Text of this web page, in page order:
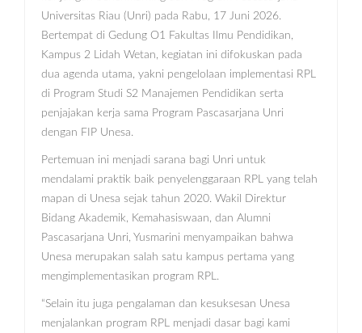
Universitas Riau (Unri) pada Rabu, 17 Juni 2026.
Bertempat di Gedung O1 Fakultas Ilmu Pendidikan,
Kampus 2 Lidah Wetan, kegiatan ini difokuskan pada
dua agenda utama, yakni pengelolaan implementasi RPL
di Program Studi S2 Manajemen Pendidikan serta
penjajakan kerja sama Program Pascasarjana Unri
dengan FIP Unesa.
Pertemuan ini menjadi sarana bagi Unri untuk
mendalami praktik baik penyelenggaraan RPL yang telah
mapan di Unesa sejak tahun 2020. Wakil Direktur
Bidang Akademik, Kemahasiswaan, dan Alumni
Pascasarjana Unri, Yusmarini menyampaikan bahwa
Unesa merupakan salah satu kampus pertama yang
mengimplementasikan program RPL.
“Selain itu juga pengalaman dan kesuksesan Unesa
menjalankan program RPL menjadi dasar bagi kami